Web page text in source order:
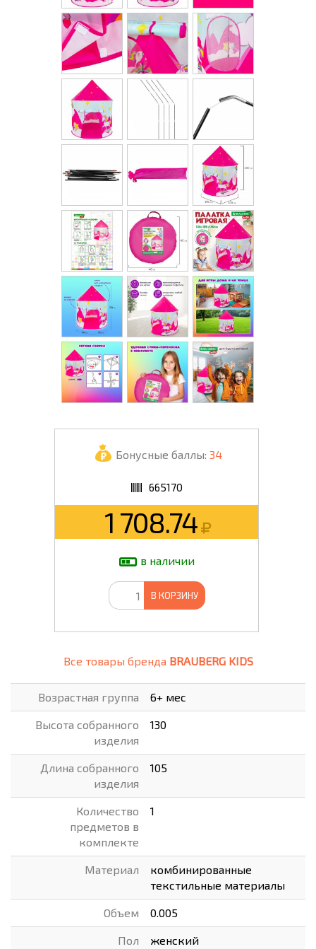
Бонусные баллы: 34
665170
1 708.74
в наличии
В КОРЗИНУ
Все товары бренда BRAUBERG KIDS
Возрастная группа 6+ мес
Высота собранного
изделия
130
Длина собранного
изделия
105
Количество
предметов в
комплекте
1
Материал
комбинированные
текстильные материалы
Объем 0.005
Пол женский